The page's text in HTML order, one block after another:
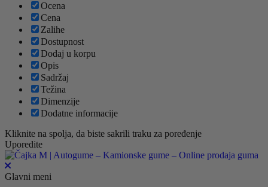
Ocena
Cena
Zalihe
Dostupnost
Dodaj u korpu
Opis
Sadržaj
Težina
Dimenzije
Dodatne informacije
Kliknite na spolja, da biste sakrili traku za poređenje
Uporedite
Glavni meni